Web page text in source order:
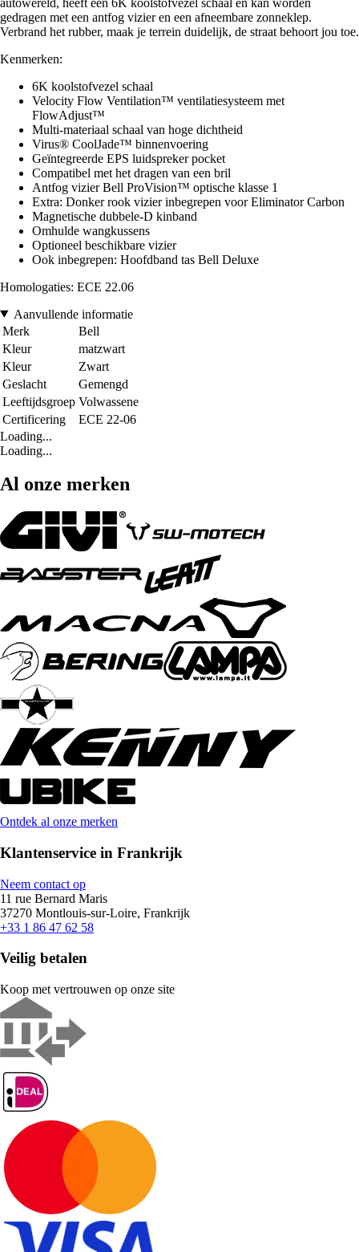
gedragen met een antfog vizier en een afneembare zonneklep.
Verbrand het rubber, maak je terrein duidelijk, de straat behoort jou toe.
Kenmerken:
6K koolstofvezel schaal
Velocity Flow Ventilation™ ventilatiesysteem met
FlowAdjust™
Multi-materiaal schaal van hoge dichtheid
Virus® CoolJade™ binnenvoering
Geïntegreerde EPS luidspreker pocket
Compatibel met het dragen van een bril
Antfog vizier Bell ProVision™ optische klasse 1
Extra: Donker rook vizier inbegrepen voor Eliminator Carbon
Magnetische dubbele-D kinband
Omhulde wangkussens
Optioneel beschikbare vizier
Ook inbegrepen: Hoofdband tas Bell Deluxe
Homologaties: ECE 22.06
Aanvullende informatie
Merk
Bell
Kleur
matzwart
Kleur
Zwart
Geslacht
Gemengd
Leeftijdsgroep Volwassene
Certificering
ECE 22-06
Loading...
Loading...
Al onze merken
Ontdek al onze merken
Klantenservice in Frankrijk
Neem contact op
11 rue Bernard Maris
37270 Montlouis-sur-Loire, Frankrijk
+33 1 86 47 62 58
Veilig betalen
Koop met vertrouwen op onze site